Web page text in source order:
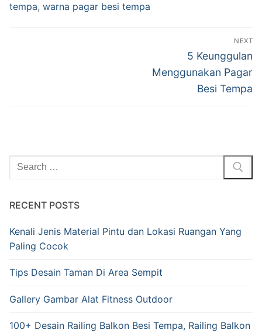
tempa, warna pagar besi tempa
NEXT
5 Keunggulan
Menggunakan Pagar
Besi Tempa
RECENT POSTS
Kenali Jenis Material Pintu dan Lokasi Ruangan Yang
Paling Cocok
Tips Desain Taman Di Area Sempit
Gallery Gambar Alat Fitness Outdoor
100+ Desain Railing Balkon Besi Tempa, Railing Balkon